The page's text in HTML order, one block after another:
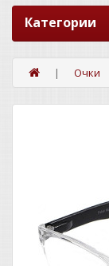
Категории
Очки